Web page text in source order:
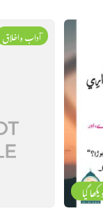
آداب واخلاق